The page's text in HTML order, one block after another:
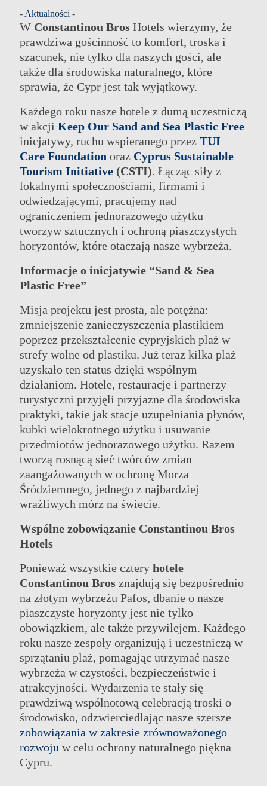
GRUPA
NASZE HOTELE
OFERTY
KLASA ELITARNA
ELIXIR SPA
HOTELE ROZRYWKA I WYDARZENIA
DZIAŁANIA
SPOTKANIA
KONTAKT
ONLINE CHECK-IN
- Aktualności -
W Constantinou BrosHotels wierzymy, że
prawdziwa gościnność to komfort, troska i
szacunek, nie tylko dla naszych gości, ale
także dla środowiska naturalnego, które
sprawia, że Cypr jest tak wyjątkowy.
Każdego roku nasze hotele z dumą uczestniczą
w akcji Keep Our Sand and Sea Plastic Free
inicjatywy, ruchu wspieranego przez TUI
Care Foundation oraz Cyprus Sustainable
Tourism Initiative(CSTI). Łącząc siły z
lokalnymi społecznościami, firmami i
odwiedzającymi, pracujemy nad
ograniczeniem jednorazowego użytku
tworzyw sztucznych i ochroną piaszczystych
horyzontów, które otaczają nasze wybrzeża.
Informacje o inicjatywie “Sand & Sea
Plastic Free”
Misja projektu jest prosta, ale potężna:
zmniejszenie zanieczyszczenia plastikiem
poprzez przekształcenie cypryjskich plaż w
strefy wolne od plastiku. Już teraz kilka plaż
uzyskało ten status dzięki wspólnym
działaniom. Hotele, restauracje i partnerzy
turystyczni przyjęli przyjazne dla środowiska
praktyki, takie jak stacje uzupełniania płynów,
kubki wielokrotnego użytku i usuwanie
przedmiotów jednorazowego użytku. Razem
tworzą rosnącą sieć twórców zmian
zaangażowanych w ochronę Morza
Śródziemnego, jednego z najbardziej
wrażliwych mórz na świecie.
Wspólne zobowiązanie Constantinou Bros
Hotels
Ponieważ wszystkie cztery hotele
Constantinou Brosznajdują się bezpośrednio
na złotym wybrzeżu Pafos, dbanie o nasze
piaszczyste horyzonty jest nie tylko
obowiązkiem, ale także przywilejem. Każdego
roku nasze zespoły organizują i uczestniczą w
sprzątaniu plaż, pomagając utrzymać nasze
wybrzeża w czystości, bezpieczeństwie i
atrakcyjności. Wydarzenia te stały się
prawdziwą wspólnotową celebracją troski o
środowisko, odzwierciedlając nasze szersze
zobowiązania w zakresie zrównoważonego
rozwoju w celu ochrony naturalnego piękna
Cypru.